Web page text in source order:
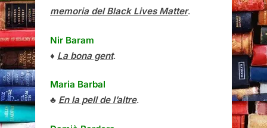
memoria del Black Lives Matter.
Nir Baram
♦ La bona gent.
Maria Barbal
♣ En la pell de l’altre.